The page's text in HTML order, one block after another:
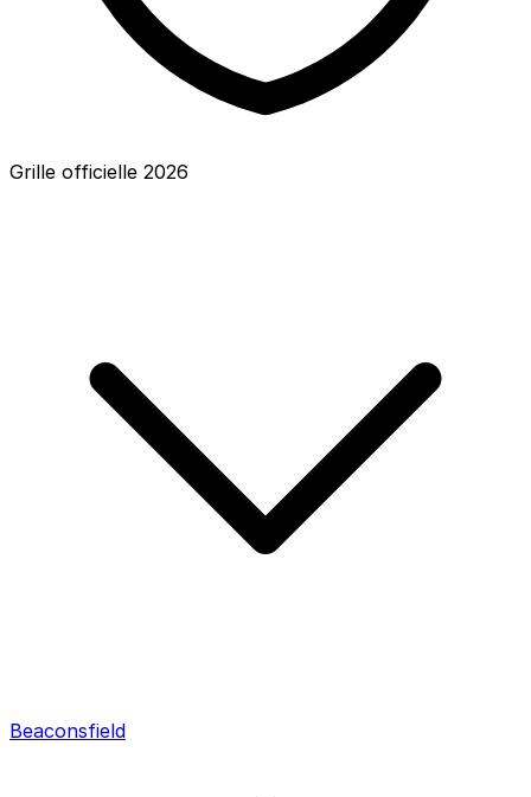
Grille officielle 2026
Beaconsfield